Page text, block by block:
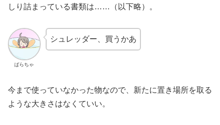
しり詰まっている書類は……（以下略）。
ばらちゃ
シュレッダー、買うかあ
今まで使っていなかった物なので、新たに置き場所を取る
ような大きさはなくていい。